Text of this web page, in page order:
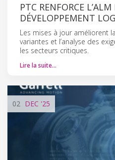
PTC RENFORCE
DÉVELOPPEMENT
Les mises à jour améliorent
variantes et l’analyse des
les secteurs critiques.
Lire la suite…
02 DEC '25